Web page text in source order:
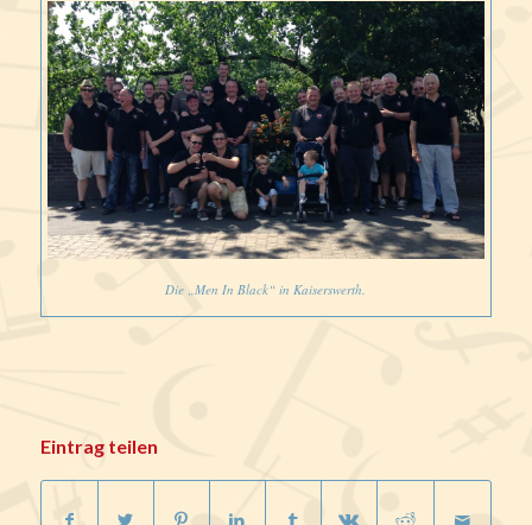
Die „Men In Black“ in Kaiserswerth.
Eintrag teilen